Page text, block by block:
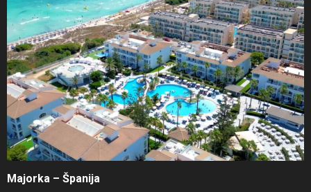
Majorka – Španija